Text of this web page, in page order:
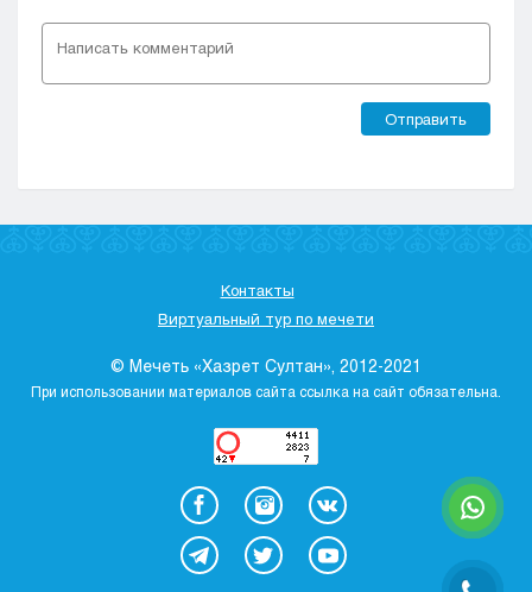
Отправить
Контакты
Виртуальный тур по мечети
© Мечеть «Хазрет Султан», 2012-2021
При использовании материалов сайта ссылка на сайт обязательна.